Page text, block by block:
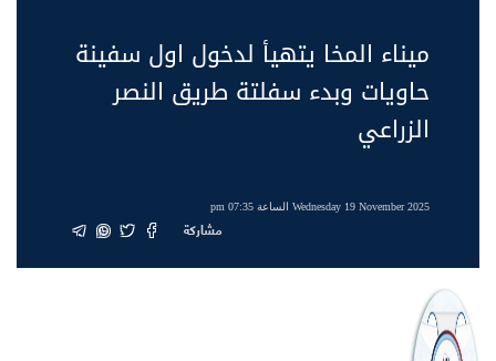
ميناء المخا يتهيأ لدخول اول سفينة
حاويات وبدء سفلتة طريق النصر
الزراعي
Wednesday 19 November 2025 الساعة 07:35 pm
مشاركة